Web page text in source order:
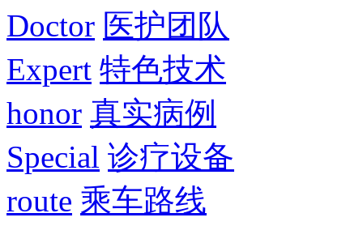
Doctor 医护团队
Expert 特色技术
honor 真实病例
Special 诊疗设备
route 乘车路线